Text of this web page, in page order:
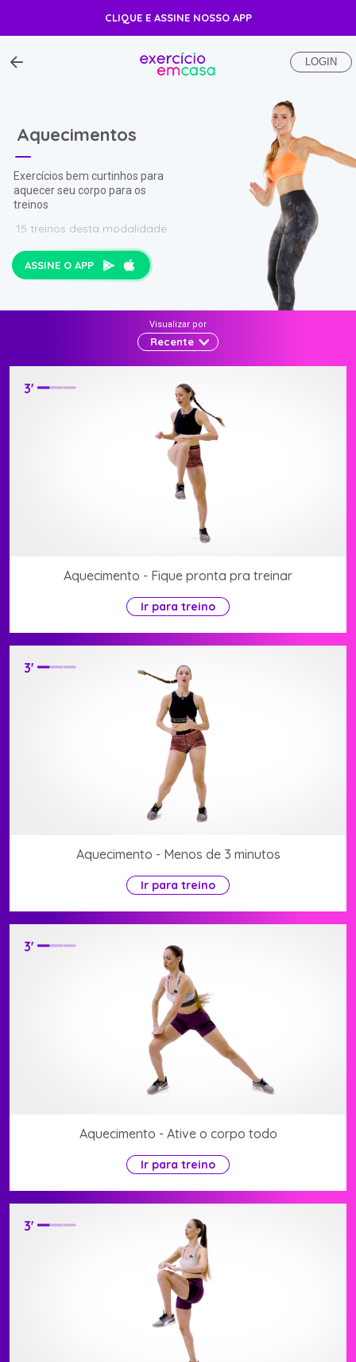
CLIQUE E ASSINE NOSSO APP
LOGIN
Aquecimentos
Exercícios bem curtinhos para
aquecer seu corpo para os
treinos
15 treinos desta modalidade
ASSINE O APP
Visualizar por
Recente
3'
Aquecimento - Fique pronta pra treinar
Ir para treino
3'
Aquecimento - Menos de 3 minutos
Ir para treino
3'
Aquecimento - Ative o corpo todo
Ir para treino
3'